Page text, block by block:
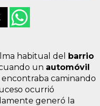
habitual del barrio
un automóvil
caminando
ocurrió
generó la